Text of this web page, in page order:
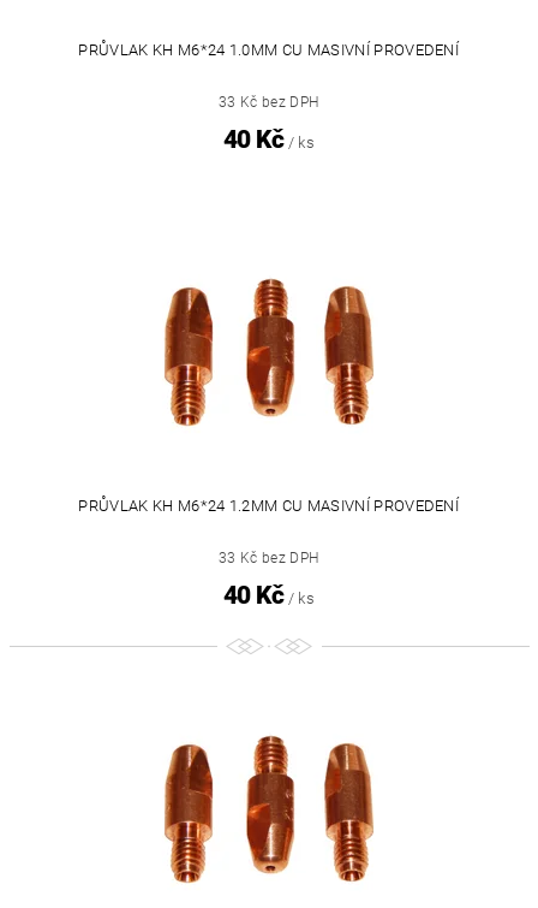
PRŮVLAK KH M6*24 1.0MM CU MASIVNÍ PROVEDENÍ
33 Kč bez DPH
40 Kč / ks
PRŮVLAK KH M6*24 1.2MM CU MASIVNÍ PROVEDENÍ
33 Kč bez DPH
40 Kč / ks